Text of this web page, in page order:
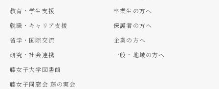
教育・学生支援
就職・キャリア支援
留学・国際交流
研究・社会連携
藤女子大学図書館
藤女子同窓会 藤の実会
卒業生の方へ
保護者の方へ
企業の方へ
一般・地域の方へ